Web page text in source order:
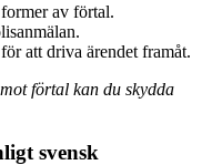
av förtal.
att driva ärendet framåt.
förtal kan du skydda
svensk